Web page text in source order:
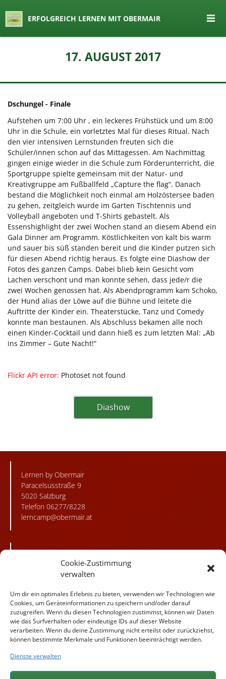
Cookie-Zustimmung
verwalten
Um dir ein optimales Erlebnis zu bieten, verwenden wir Technologien wie
Cookies, um Geräteinformationen zu speichern und/oder darauf
zuzugreifen. Wenn du diesen Technologien zustimmst, können wir Daten
wie das Surfverhalten oder eindeutige IDs auf dieser Website
verarbeiten. Wenn du deine Zustimmung nicht erteilst oder zurückziehst,
können bestimmte Merkmale und Funktionen beeinträchtigt werden.
Dienste verwalten
Lernen by Obermair
ERFOLGREICH LERNEN MIT OBERMAIR
17. AUGUST 2017
Dschungel - Finale
Aufstehen um 7:00 Uhr , ein leckeres Frühstück und um 8:00
Uhr in die Schule, ein vorletztes Mal für dieses Ritual. Nach
den vier intensiven Lernstunden freuten sich die
Schüler/innen schon auf das Mittagessen. Am Nachmittag
gingen einige wieder in die Schule zum Förderunterricht, die
Sportgruppe spielte gemeinsam mit der Natur- und
Kreativgruppe am Fußballfeld „Capture the flag“. Danach
bestand die Möglichkeit noch einmal am Holzöstersee baden
zu gehen, zeitgleich wurde im Garten Tischtennis und
Volleyball angeboten und T-Shirts gebastelt. Als
Essenshighlight der zwei Wochen stand an diesem Abend ein
Gala Dinner am Programm. Köstlichkeiten von kalt bis warm
und sauer bis süß standen bereit und die Kinder putzen sich
für diesen Abend richtig heraus. Es folgte eine Diashow der
Fotos des ganzen Camps. Dabei blieb kein Gesicht vom
Lachen verschont und man konnte sehen, dass jede/r die
zwei Wochen genossen hat. Als Abendprogramm kam Schoko,
der Hund alias der Löwe auf die Bühne und leitete die
Auftritte der Kinder ein. Theaterstücke, Tanz und Comedy
konnte man bestaunen. Als Abschluss bekamen alle noch
einen Kinder-Cocktail und dann hieß es zum letzten Mal: „Ab
ins Zimmer – Gute Nacht!“
Flickr API error: Photoset not found
Diashow
Lernen by Obermair
Paracelsusstraße 9
5020 Salzburg
Telefon 06277/8228
lerncamp@obermair.at
flickr Fotogalerie!
auf Instagram!
Besuchen Sie
uns auf facebook!
Familie Obermair: